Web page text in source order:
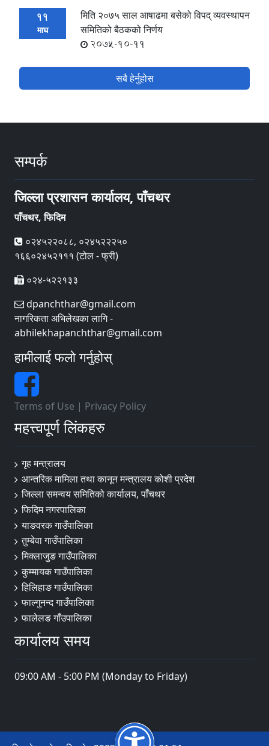
11
माघ
मिति २०७५ साल आषाढमा बसेको विपद् व्यवस्थापन
समितिको बैठकको निर्णय
2075-10-11
सबै हेर्नुहोस
सम्पर्क
जिल्ला प्रशासन कार्यालय, पाँचथर
पाँचथर, फिदिम
०२४५२२०८८, ०२४५२२२५०
१६६०२४५२१११ (टोल - फ्री)
०२४-५२२१३३
dpanchthar@gmail.com
नागरिकता अभिलेखका लागि -
abhilekhapanchthar@gmail.com
हामीलाई फलो गर्नुहोस्
Terms of Use | Privacy Policy
महत्त्वपूर्ण लिंकहरु
गृह मन्त्रालय
आन्तरिक मामिला तथा कानून मन्त्रालय कोशी प्रदेश
जिल्ला समन्वय समितिको कार्यालय, पाँचथर
फिदिम नगरपालिका
याङवरक गाउँपालिका
तुम्बेवा गाउँपालिका
मिक्लाजुङ गाउँपालिका
कुम्मायक गाउँपालिका
हिलिहाङ गाउँपालिका
फाल्गुनन्द गाउँपालिका
फालेलङ गाँउपालिका
कार्यालय समय
09:00 AM - 5:00 PM (Monday to Friday)